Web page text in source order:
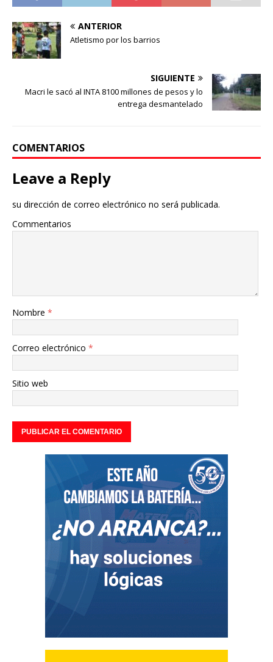
ANTERIOR
Atletismo por los barrios
SIGUIENTE
Macri le sacó al INTA 8100 millones de pesos y lo
entrega desmantelado
COMENTARIOS
Leave a Reply
su dirección de correo electrónico no será publicada.
Commentarios
Nombre *
Correo electrónico *
Sitio web